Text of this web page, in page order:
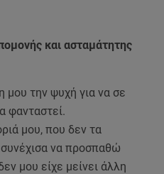
και ασταμάτητης
την ψυχή για να σε
φανταστεί.
μου, που δεν τα
να προσπαθώ
μου είχε μείνει άλλη